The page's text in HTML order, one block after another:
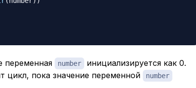
переменная number
инициализируется как 0.
цикл, пока значение переменной number